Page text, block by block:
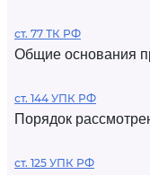
ст. 77 ТК РФ
Общие основания
ст. 144 УПК РФ
Порядок
ст. 125 УПК РФ